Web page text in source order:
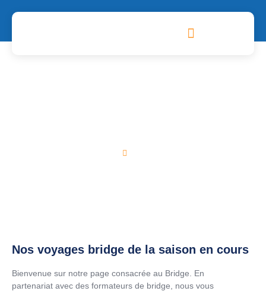
Nos voyages bridge de la saison en cours
Bienvenue sur notre page consacrée au Bridge. En
partenariat avec des formateurs de bridge, nous vous